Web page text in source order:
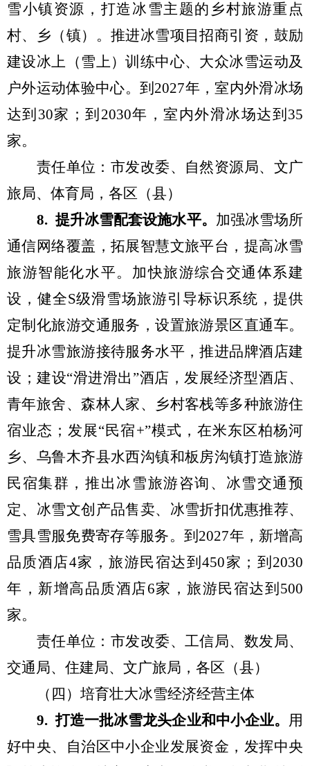
雪小镇资源，打造冰雪主题的乡村旅游重点
村、乡（镇） 。 推进冰雪项目招商引资 ， 鼓励
建设冰上（雪上）训练中心、 大众冰雪运动及
户外运动体验中心。到 2027年， 室内外滑冰场
达到 30家；到 2030年，室内外滑冰场达到 35
家。
责任单位：市发改委、 自然资源局、 文广
旅局、 体育局，各区（县）
8. 提升冰雪配套设施水平。 加强冰雪场所
通信网络覆盖，拓展智慧文旅平台，提高冰雪
旅游智能化水平。 加快旅游综合交通体系建
设， 健全S级滑雪场旅游引导标识系统 ，提供
定制化旅游交通服务，设置旅游景区直通车。
提升冰雪旅游接待服务水平，推进品牌酒店建
设 ； 建设“滑进滑出”酒店，发展经济型酒店、
青年旅舍、森林人家、乡村客栈等多种旅游住
宿业态 ； 发展“民宿+”模式， 在米东区柏杨河
乡、 乌鲁木齐县水西沟镇和板房沟镇打造旅游
民宿集群 ，推出冰雪旅游咨询、冰雪交通预
定、冰雪文创产品售卖、冰雪折扣优惠推荐、
雪具雪服免费寄存等服务。 到 2027年，新增高
品质酒店4家，旅游民宿达到450家；到 2030
年，新增高品质酒店6家，旅游民宿达到 500
家。
责任单位：市发改委、 工信局、 数发局、
交通局、 住建局、文广旅局，各区（县）
（ 四 ） 培育壮大冰雪经济经营主体
9. 打造一批冰雪龙头企业和中小企业。 用
好中央、自治区中小企业发展资金，发挥中央